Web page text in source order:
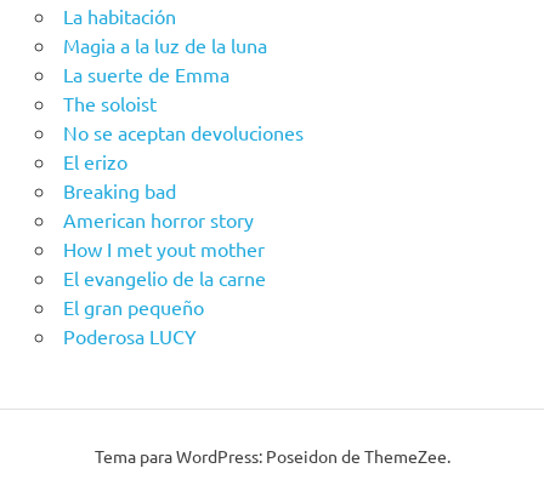
La habitación
Magia a la luz de la luna
La suerte de Emma
The soloist
No se aceptan devoluciones
El erizo
Breaking bad
American horror story
How I met yout mother
El evangelio de la carne
El gran pequeño
Poderosa LUCY
Tema para WordPress: Poseidon de ThemeZee.